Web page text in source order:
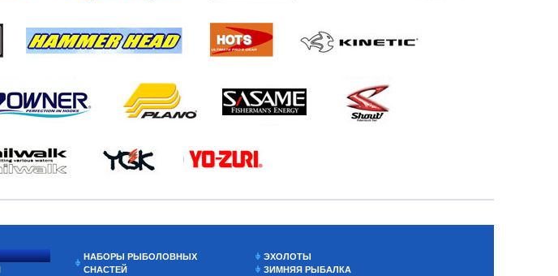
НАБОРЫ РЫБОЛОВНЫХ
СНАСТЕЙ
ЭХОЛОТЫ
ЗИМНЯЯ РЫБАЛКА